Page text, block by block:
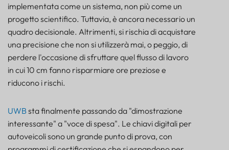
Precisione di rilevamento e posizionamento UWB:
cosa significano realmente 10 cm
ROI reale
Errori nella produzione e nell'assemblaggio di kit ad
alta varietà
Controllo degli strumenti nelle fasi di manutenzione
implementata come un sistema, non più come un
progetto scientifico. Tuttavia, è ancora necessario un
quadro decisionale. Altrimenti, si rischia di acquistare
una precisione che non si utilizzerà mai, o peggio, di
perdere l'occasione di sfruttare quel flusso di lavoro
in cui 10 cm fanno risparmiare ore preziose e
riducono i rischi.
UWB sta finalmente passando da "dimostrazione
interessante" a "voce di spesa". Le chiavi digitali per
autoveicoli sono un grande punto di prova, con